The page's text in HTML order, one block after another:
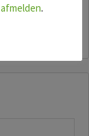
afmelden.